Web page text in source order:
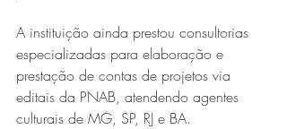
A instituição ainda prestou consultorias
especializadas para elaboração e
prestação de contas de projetos via
editais da PNAB, atendendo agentes
culturais de MG, SP, RJ e BA.